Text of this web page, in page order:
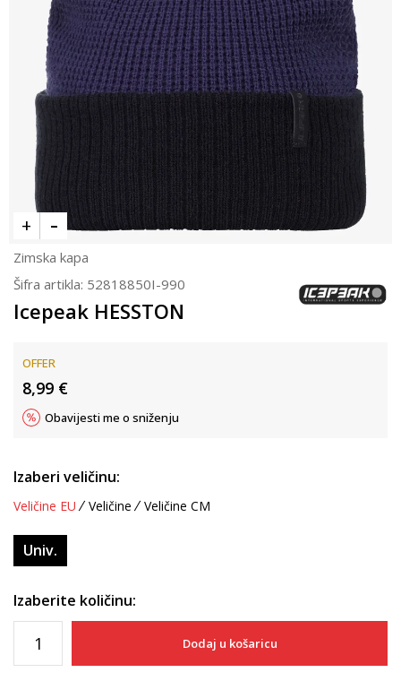
Zimska kapa
Šifra artikla: 52818850I-990
Icepeak HESSTON
OFFER
8,99 €
Obavijesti me o sniženju
Izaberi veličinu:
Veličine EU Veličine Veličine CM
Univ.
Izaberite količinu:
Dodaj u košaricu